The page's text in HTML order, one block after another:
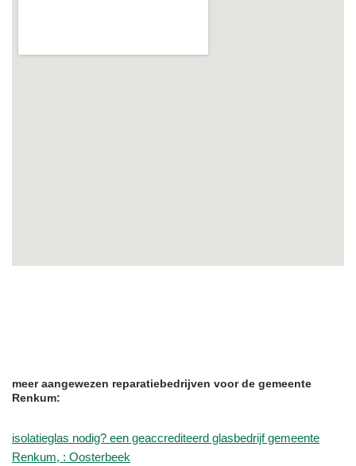
meer aangewezen reparatiebedrijven voor de gemeente
Renkum:
isolatieglas nodig? een geaccrediteerd glasbedrijf gemeente
Renkum, : Oosterbeek